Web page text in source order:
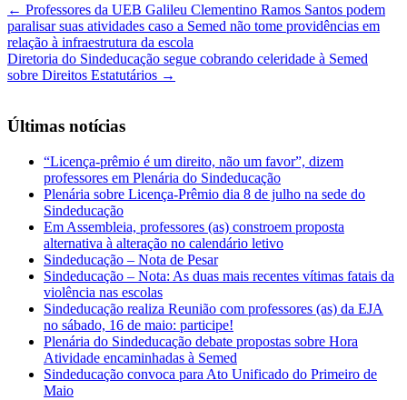
← Professores da UEB Galileu Clementino Ramos Santos podem
paralisar suas atividades caso a Semed não tome providências em
relação à infraestrutura da escola
Diretoria do Sindeducação segue cobrando celeridade à Semed
sobre Direitos Estatutários →
Últimas notícias
“Licença-prêmio é um direito, não um favor”, dizem
professores em Plenária do Sindeducação
Plenária sobre Licença-Prêmio dia 8 de julho na sede do
Sindeducação
Em Assembleia, professores (as) constroem proposta
alternativa à alteração no calendário letivo
Sindeducação – Nota de Pesar
Sindeducação – Nota: As duas mais recentes vítimas fatais da
violência nas escolas
Sindeducação realiza Reunião com professores (as) da EJA
no sábado, 16 de maio: participe!
Plenária do Sindeducação debate propostas sobre Hora
Atividade encaminhadas à Semed
Sindeducação convoca para Ato Unificado do Primeiro de
Maio